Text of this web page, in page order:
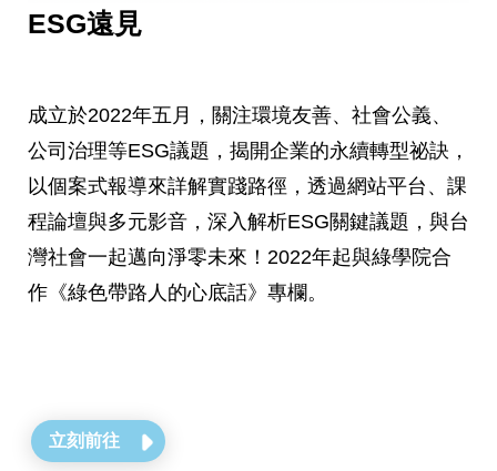
ESG遠見
成立於2022年五月，關注環境友善、社會公義、
公司治理等ESG議題，揭開企業的永續轉型祕訣，
以個案式報導來詳解實踐路徑，透過網站平台、課
程論壇與多元影音，深入解析ESG關鍵議題，與台
灣社會一起邁向淨零未來！2022年起與綠學院合
作《綠色帶路人的心底話》專欄。
立刻前往